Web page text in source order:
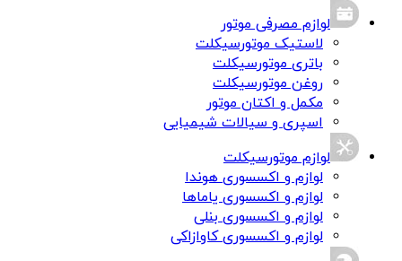
لوازم مصرفی موتور
لاستیک موتورسیکلت
باتری موتورسیکلت
روغن موتورسیکلت
مکمل و اکتان موتور
اسپری و سیالات شیمیایی
لوازم موتورسیکلت
لوازم و اکسسوری هوندا
لوازم و اکسسوری یاماها
لوازم و اکسسوری بنلی
لوازم و اکسسوری کاوازاکی